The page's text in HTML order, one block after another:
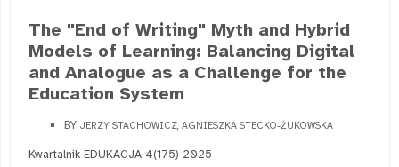
The "End of Writing" Myth and Hybrid
Models of Learning: Balancing Digital
and Analogue as a Challenge for the
Education System
BY JERZY STACHOWICZ, AGNIESZKA STECKO-ŻUKOWSKA
Kwartalnik EDUKACJA 4(175) 2025